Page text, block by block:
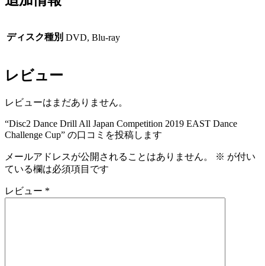
Cup
ディスク種別 DVD, Blu-ray
レビュー
レビューはまだありません。
“Disc2 Dance Drill All Japan Competition 2019 EAST Dance
Challenge Cup” の口コミを投稿します
メールアドレスが公開されることはありません。 ※ が付い
ている欄は必須項目です
レビュー *